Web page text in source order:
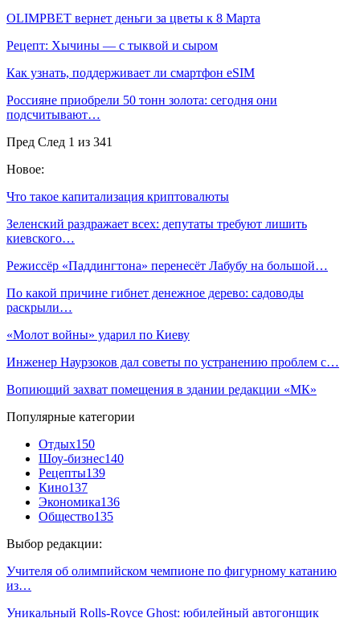
OLIMPBET вернет деньги за цветы к 8 Марта
Рецепт: Хычины — с тыквой и сыром
Как узнать, поддерживает ли смартфон eSIM
Россияне приобрели 50 тонн золота: сегодня они
подсчитывают…
Пред След 1 из 341
Новое:
Что такое капитализация криптовалюты
Зеленский раздражает всех: депутаты требуют лишить
киевского…
Режиссёр «Паддингтона» перенесёт Лабубу на большой…
По какой причине гибнет денежное дерево: садоводы
раскрыли…
«Молот войны» ударил по Киеву
Инженер Наурзоков дал советы по устранению проблем с…
Вопиющий захват помещения в здании редакции «МК»
Популярные категории
Отдых150
Шоу-бизнес140
Рецепты139
Кино137
Экономика136
Общество135
Выбор редакции:
Учителя об олимпийском чемпионе по фигурному катанию
из…
Уникальный Rolls-Royce Ghost: юбилейный автогонщик